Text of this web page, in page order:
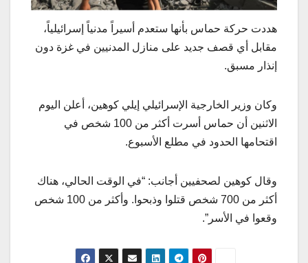
هددت حركة حماس بأنها ستعدم أسيراً مدنياً إسرائيلياً،
مقابل أي قصف جديد على منازل المدنيين في غزة دون
إنذار مسبق.
وكان وزير الخارجية الإسرائيلي إيلي كوهين، أعلن اليوم
الاثنين أن حماس أسرت أكثر من 100 شخص في
اقتحامها الحدود في مطلع الأسبوع.
وقال كوهين لصحفيين أجانب: “في الوقت الحالي، هناك
أكثر من 700 شخص قتلوا وذبحوا. وأكثر من 100 شخص
وقعوا في الأسر”.